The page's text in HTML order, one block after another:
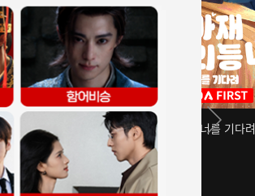
아재저리등니 : 너를 기다려